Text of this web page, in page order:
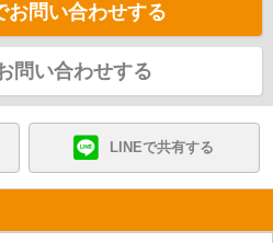
お問い合わせする
問い合わせする
LINEで共有する